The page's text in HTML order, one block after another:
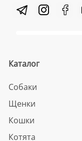
Каталог
Собаки
Щенки
Кошки
Котята